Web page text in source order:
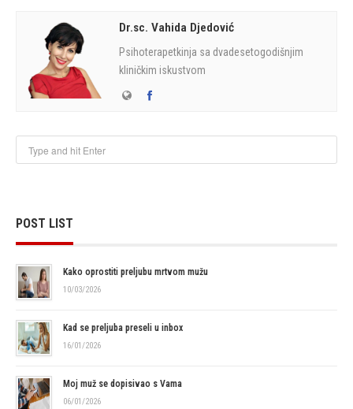
Dr.sc. Vahida Djedović
Psihoterapetkinja sa dvadesetogodišnjim
kliničkim iskustvom
POST LIST
Kako oprostiti preljubu mrtvom mužu
10/03/2026
Kad se preljuba preseli u inbox
16/01/2026
Moj muž se dopisivao s Vama
06/01/2026